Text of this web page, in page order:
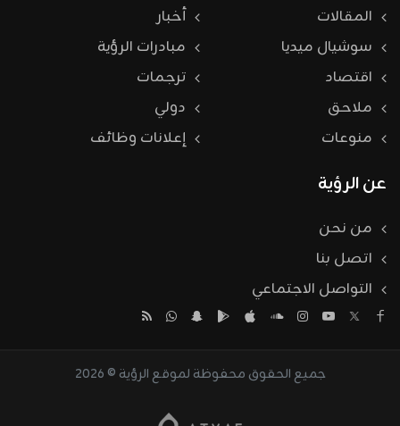
المقالات
أخبار
سوشيال ميديا
مبادرات الرؤية
اقتصاد
ترجمات
ملاحق
دولي
منوعات
إعلانات وظائف
عن الرؤية
من نحن
اتصل بنا
التواصل الاجتماعي
جميع الحقوق محفوظة لموقع الرؤية © 2026